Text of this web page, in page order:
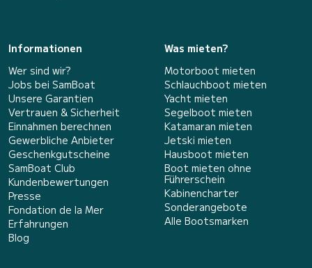
Informationen
Wer sind wir?
Jobs bei SamBoat
Unsere Garantien
Vertrauen & Sicherheit
Einnahmen berechnen
Gewerbliche Anbieter
Geschenkgutscheine
SamBoat Club
Kundenbewertungen
Presse
Fondation de la Mer
Erfahrungen
Blog
Was mieten?
Motorboot mieten
Schlauchboot mieten
Yacht mieten
Segelboot mieten
Katamaran mieten
Jetski mieten
Hausboot mieten
Boot mieten ohne
Führerschein
Kabinencharter
Sonderangebote
Alle Bootsmarken